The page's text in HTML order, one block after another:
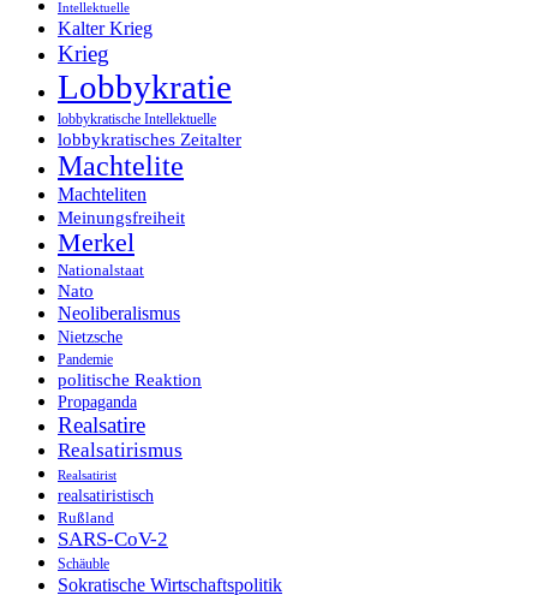
Intellektuelle
Kalter Krieg
Krieg
Lobbykratie
lobbykratische Intellektuelle
lobbykratisches Zeitalter
Machtelite
Machteliten
Meinungsfreiheit
Merkel
Nationalstaat
Nato
Neoliberalismus
Nietzsche
Pandemie
politische Reaktion
Propaganda
Realsatire
Realsatirismus
Realsatirist
realsatiristisch
Rußland
SARS-CoV-2
Schäuble
Sokratische Wirtschaftspolitik